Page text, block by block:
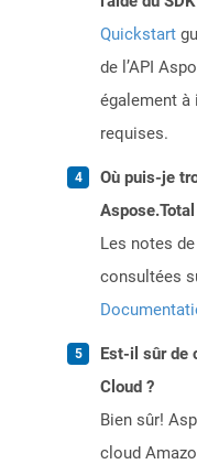
Quickstart
de l’API
également
requises.
Où puis-je
Les notes
consultées
Est-il sûr de
Cloud ?
Bien sûr!
cloud